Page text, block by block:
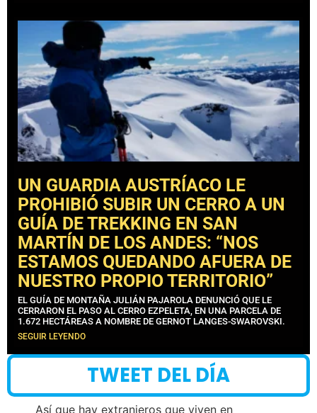
UN GUARDIA AUSTRÍACO LE
PROHIBIÓ SUBIR UN CERRO A UN
GUÍA DE TREKKING EN SAN
MARTÍN DE LOS ANDES: “NOS
ESTAMOS QUEDANDO AFUERA DE
NUESTRO PROPIO TERRITORIO”
EL GUÍA DE MONTAÑA JULIÁN PAJAROLA DENUNCIÓ QUE LE
CERRARON EL PASO AL CERRO EZPELETA, EN UNA PARCELA DE
1.672 HECTÁREAS A NOMBRE DE GERNOT LANGES-SWAROVSKI.
SEGUIR LEYENDO
TWEET DEL DÍA
Así que hay extranjeros que viven en